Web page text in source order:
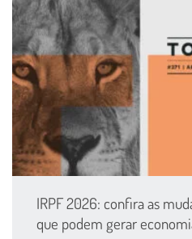
IRPF 2026: confira as
que podem gerar